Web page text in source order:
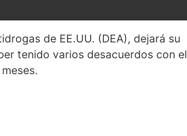
de EE.UU. (DEA), dejará su
tenido varios desacuerdos con el